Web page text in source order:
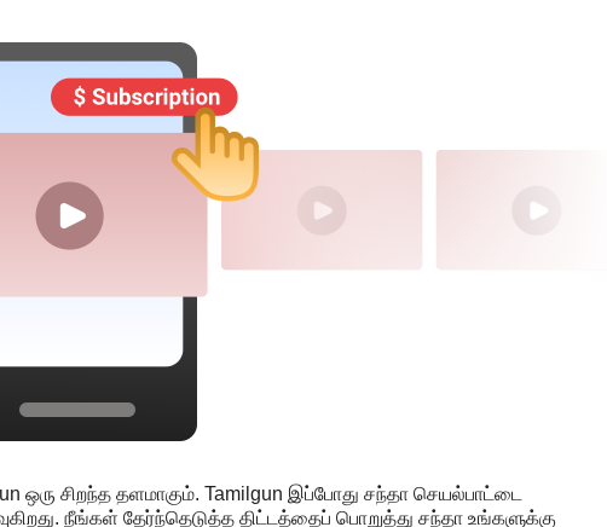
ஒரு சிறந்த தளமாகும். Tamilgun இப்போது சந்தா செயல்பாட்டை
நீங்கள் தேர்ந்தெடுத்த திட்டத்தைப் பொறுத்து சந்தா உங்களுக்கு